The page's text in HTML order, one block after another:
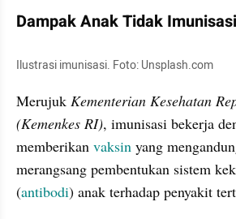
Dampak Anak Tidak Imunisasi
Ilustrasi imunisasi. Foto: Unsplash.com
Merujuk Kementerian Kesehatan
(Kemenkes RI), imunisasi bekerja
memberikan vaksin yang
merangsang pembentukan sistem
(antibodi) anak terhadap penyakit